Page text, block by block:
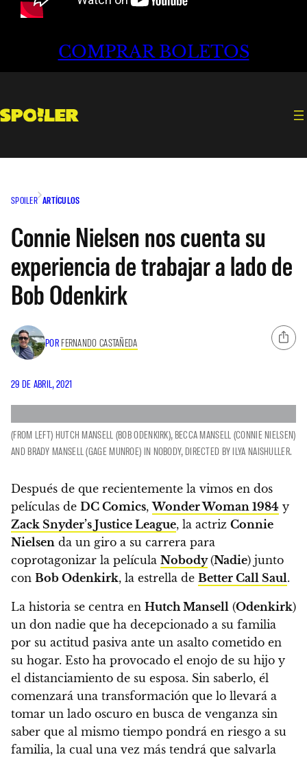
COMPRAR BOLETOS
SPOILER ARTÍCULOS
Connie Nielsen nos cuenta su
experiencia de trabajar a lado de
Bob Odenkirk
POR FERNANDO CASTAÑEDA
29 DE ABRIL, 2021
(FROM LEFT) HUTCH MANSELL (BOB ODENKIRK), BECCA MANSELL (CONNIE NIELSEN)
AND BRADY MANSELL (GAGE MUNROE) IN NOBODY, DIRECTED BY ILYA NAISHULLER.
Después de que recientemente la vimos en dos
películas de DC Comics,Wonder Woman 1984 y
Zack Snyder’s Justice League, la actriz Connie
Nielsen da un giro a su carrera para
coprotagonizar la película Nobody (Nadie) junto
con Bob Odenkirk, la estrella de Better Call Saul.
La historia se centra en Hutch Mansell (Odenkirk)
un don nadie que ha decepcionado a su familia
por su actitud pasiva ante un asalto cometido en
su hogar. Esto ha provocado el enojo de su hijo y
el distanciamiento de su esposa. Sin saberlo, él
comenzará una transformación que lo llevará a
tomar un lado oscuro en busca de venganza sin
saber que al mismo tiempo pondrá en riesgo a su
familia, la cual una vez más tendrá que salvarla